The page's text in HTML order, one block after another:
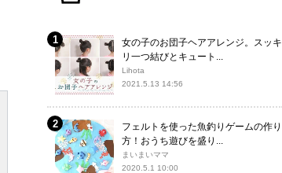
女の子のお団子ヘアアレンジ。スッキ
リ一つ結びとキュート...
Lihota
2021.5.13 14:56
フェルトを使った魚釣りゲームの作り
方！おうち遊びを盛り...
まいまいママ
2020.5.1 10:00